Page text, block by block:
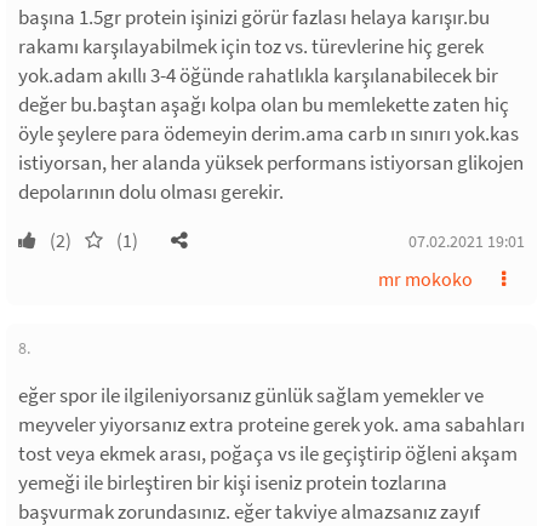
başına 1.5gr protein işinizi görür fazlası helaya karışır.bu
rakamı karşılayabilmek için toz vs. türevlerine hiç gerek
yok.adam akıllı 3-4 öğünde rahatlıkla karşılanabilecek bir
değer bu.baştan aşağı kolpa olan bu memlekette zaten hiç
öyle şeylere para ödemeyin derim.ama carb ın sınırı yok.kas
istiyorsan, her alanda yüksek performans istiyorsan glikojen
depolarının dolu olması gerekir.
(2) (1) 07.02.2021 19:01
mr mokoko
8.
eğer spor ile ilgileniyorsanız günlük sağlam yemekler ve
meyveler yiyorsanız extra proteine gerek yok. ama sabahları
tost veya ekmek arası, poğaça vs ile geçiştirip öğleni akşam
yemeği ile birleştiren bir kişi iseniz protein tozlarına
başvurmak zorundasınız. eğer takviye almazsanız zayıf